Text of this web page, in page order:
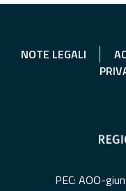
NOTE LEGALI
PEC: AOO-